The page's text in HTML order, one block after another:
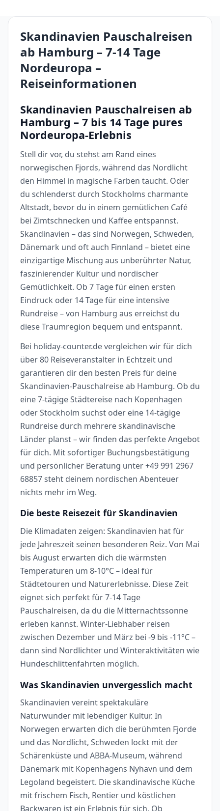
Skandinavien Pauschalreisen
ab Hamburg – 7-14 Tage
Nordeuropa –
Reiseinformationen
Skandinavien Pauschalreisen ab
Hamburg – 7 bis 14 Tage pures
Nordeuropa-Erlebnis
Stell dir vor, du stehst am Rand eines
norwegischen Fjords, während das Nordlicht
den Himmel in magische Farben taucht. Oder
du schlenderst durch Stockholms charmante
Altstadt, bevor du in einem gemütlichen Café
bei Zimtschnecken und Kaffee entspannst.
Skandinavien – das sind Norwegen, Schweden,
Dänemark und oft auch Finnland – bietet eine
einzigartige Mischung aus unberührter Natur,
faszinierender Kultur und nordischer
Gemütlichkeit. Ob 7 Tage für einen ersten
Eindruck oder 14 Tage für eine intensive
Rundreise – von Hamburg aus erreichst du
diese Traumregion bequem und entspannt.
Bei holiday-counter.de vergleichen wir für dich
über 80 Reiseveranstalter in Echtzeit und
garantieren dir den besten Preis für deine
Skandinavien-Pauschalreise ab Hamburg. Ob du
eine 7-tägige Städtereise nach Kopenhagen
oder Stockholm suchst oder eine 14-tägige
Rundreise durch mehrere skandinavische
Länder planst – wir finden das perfekte Angebot
für dich. Mit sofortiger Buchungsbestätigung
und persönlicher Beratung unter +49 991 2967
68857 steht deinem nordischen Abenteuer
nichts mehr im Weg.
Die beste Reisezeit für Skandinavien
Die Klimadaten zeigen: Skandinavien hat für
jede Jahreszeit seinen besonderen Reiz. Von Mai
bis August erwarten dich die wärmsten
Temperaturen um 8-10°C – ideal für
Städtetouren und Naturerlebnisse. Diese Zeit
eignet sich perfekt für 7-14 Tage
Pauschalreisen, da du die Mitternachtssonne
erleben kannst. Winter-Liebhaber reisen
zwischen Dezember und März bei -9 bis -11°C –
dann sind Nordlichter und Winteraktivitäten wie
Hundeschlittenfahrten möglich.
Was Skandinavien unvergesslich macht
Skandinavien vereint spektakuläre
Naturwunder mit lebendiger Kultur. In
Norwegen erwarten dich die berühmten Fjorde
und das Nordlicht, Schweden lockt mit der
Schärenküste und ABBA-Museum, während
Dänemark mit Kopenhagens Nyhavn und dem
Legoland begeistert. Die skandinavische Küche
mit frischem Fisch, Rentier und köstlichen
Backwaren ist ein Erlebnis für sich. Ob